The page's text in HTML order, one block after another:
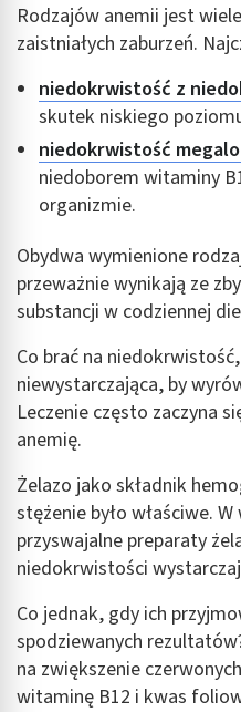
Rodzajów anemii jest
zaistniałych zaburzeń.
niedokrwistość z
skutek niskiego
niedokrwistość
niedoborem witaminy
organizmie.
Obydwa wymienione
przeważnie wynikają ze
substancji w codziennej
Co brać na
niewystarczająca, by
Leczenie często zaczyna
anemię.
Żelazo jako składnik
stężenie było właściwe.
przyswajalne preparaty
niedokrwistości
Co jednak, gdy ich
spodziewanych
na zwiększenie
witaminę B12 i kwas